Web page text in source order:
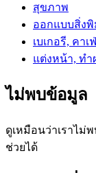
สุขภาพ
ออกแบบสิ่ง
เบเกอรี, คาเฟ่
แต่งหน้า, ทำ
ไม่พบข้อมูล
ดูเหมือนว่าเราไม่
ช่วยได้